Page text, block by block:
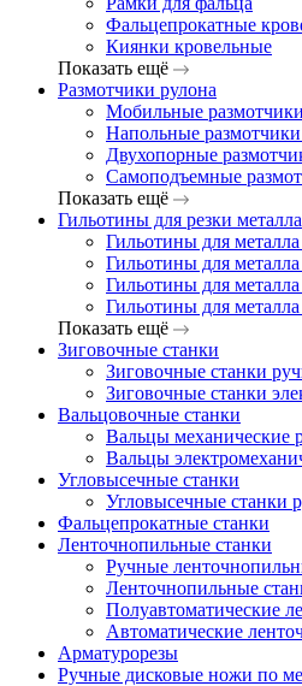
Фальцепрокатные
Киянки кровельные
Показать ещё
Размотчики рулона
Мобильные
Напольные размотчики
Двухопорные
Самоподъемные
Показать ещё
Гильотины для резки металла
Гильотины для
Гильотины для
Гильотины для
Гильотины для
Показать ещё
Зиговочные станки
Зиговочные станки
Зиговочные станки
Вальцовочные станки
Вальцы механические
Вальцы
Угловысечные станки
Угловысечные станки
Фальцепрокатные станки
Ленточнопильные станки
Ручные
Ленточнопильные
Полуавтоматические
Автоматические
Арматурорезы
Ручные дисковые ножи по